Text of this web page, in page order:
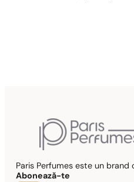
Paris Perfumes este un
Abonează-te